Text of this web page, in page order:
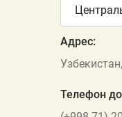
Адрес:
Телефон